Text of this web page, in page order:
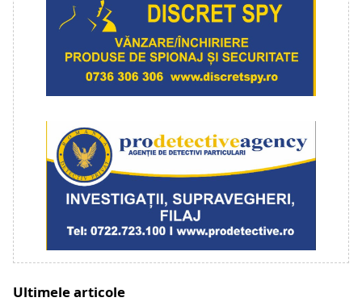
Ultimele articole